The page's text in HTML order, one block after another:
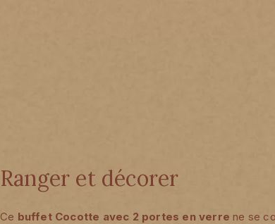
Ranger et décorer
Ce buffet Cocotte avec 2 portes en verre ne se